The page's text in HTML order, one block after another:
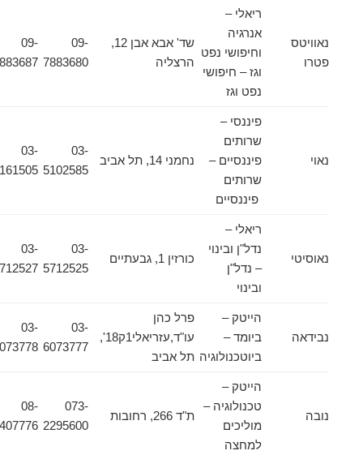
נאוויטס
פטרו
ריאלי –
אנרגיה
וחיפושי נפט
וגז – חיפושי
נפט וגז
שד' אבא אבן 12,
הרצליה
7883680
7883687
פיננסי –
שרותים
פיננסיים –
שרותים
פיננסיים
נחמני 14, תל אביב
5102585
5161505
נאוסיטי
ריאלי –
נדל"ן ובינוי
– נדל"ן
ובינוי
כורזין 1, גבעתיים
5712525
5712527
נבידאה
הייטק –
ביומד –
ביוטכנולוגיה
פרל כהן
עו"ד,עזריאלי1ק18',
תל אביב
6073777
6073778
נובה
הייטק –
טכנולוגיה –
מוליכים
למחצה
073-
2295600
9407776